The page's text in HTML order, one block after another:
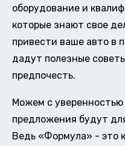
оборудование и
которые знают свое
привести ваше авто в
дадут полезные
предпочесть.
Можем с уверенностью
предложения будут
Ведь «Формула» - это